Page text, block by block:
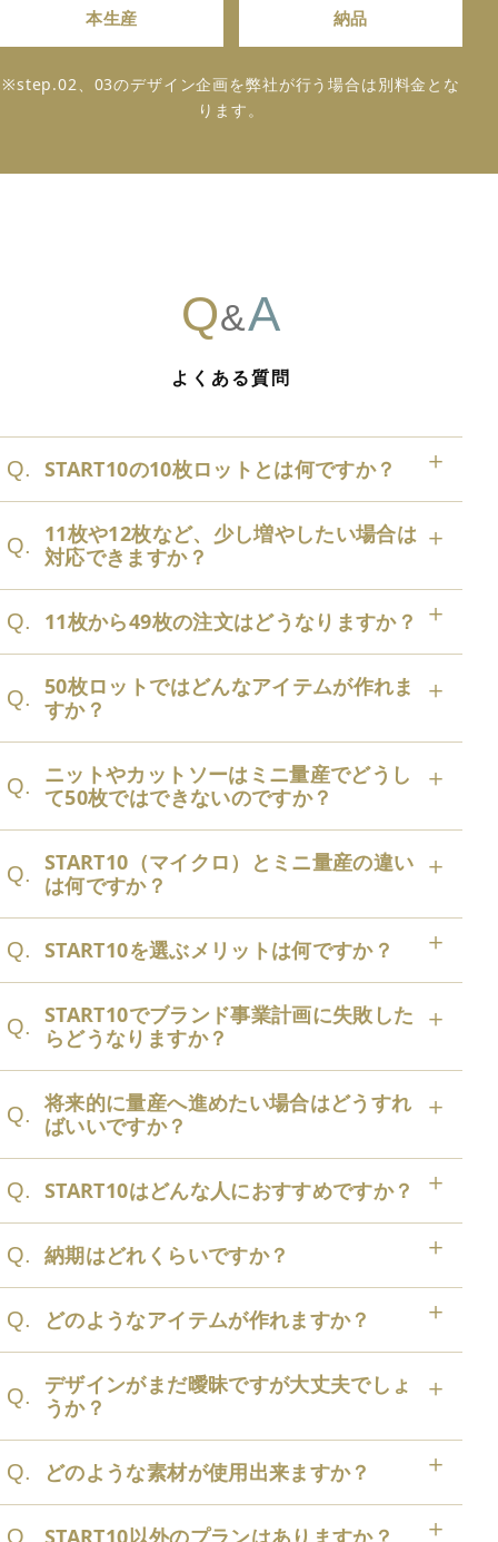
本生産
納品
※step.02、03のデザイン企画を弊社が行う場合は別料金とな
ります。
Q&A
よくある質問
Q. START10の10枚ロットとは何ですか？
Q.
11枚や12枚など、少し増やしたい場合は
対応できますか？
Q. 11枚から49枚の注文はどうなりますか？
Q.
50枚ロットではどんなアイテムが作れま
すか？
Q.
ニットやカットソーはミニ量産でどうし
て50枚ではできないのですか？
Q.
START10（マイクロ）とミニ量産の違い
は何ですか？
Q. START10を選ぶメリットは何ですか？
Q.
START10でブランド事業計画に失敗した
らどうなりますか？
Q.
将来的に量産へ進めたい場合はどうすれ
ばいいですか？
Q. START10はどんな人におすすめですか？
Q. 納期はどれくらいですか？
Q. どのようなアイテムが作れますか？
Q.
デザインがまだ曖昧ですが大丈夫でしょ
うか？
Q. どのような素材が使用出来ますか？
Q. START10以外のプランはありますか？